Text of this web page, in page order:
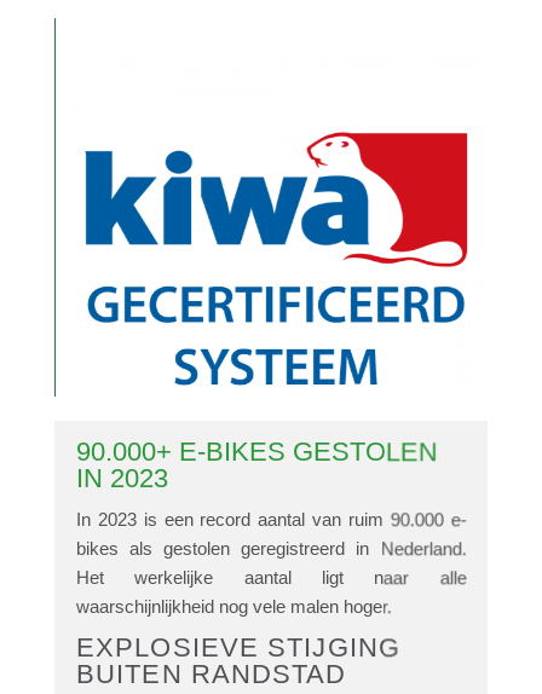
90.000+ E-BIKES GESTOLEN
IN 2023
In 2023 is een record aantal van ruim 90.000 e-
bikes als gestolen geregistreerd in Nederland.
Het werkelijke aantal ligt naar alle
waarschijnlijkheid nog vele malen hoger.
EXPLOSIEVE STIJGING
BUITEN RANDSTAD